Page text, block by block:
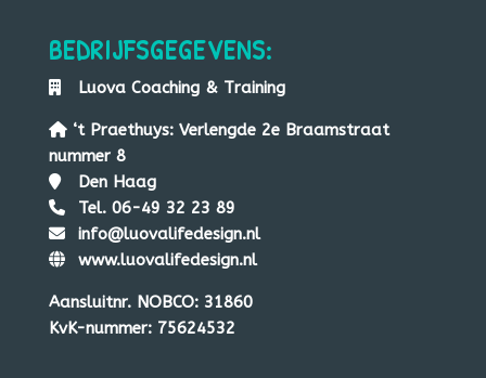
BEDRIJFSGEGEVENS:
Luova Coaching & Training
‘t Praethuys: Verlengde 2e Braamstraat
nummer 8
Den Haag
Tel. 06-49 32 23 89
info@luovalifedesign.nl
www.luovalifedesign.nl
Aansluitnr. NOBCO: 31860
KvK-nummer: 75624532